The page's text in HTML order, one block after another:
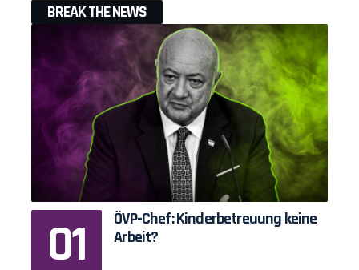
BREAK THE NEWS
ÖVP-Chef: Kinderbetreuung keine
Arbeit?